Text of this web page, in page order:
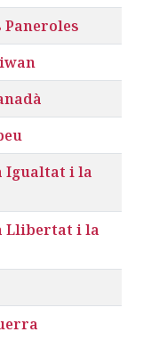
Igualtat i la
Llibertat i la